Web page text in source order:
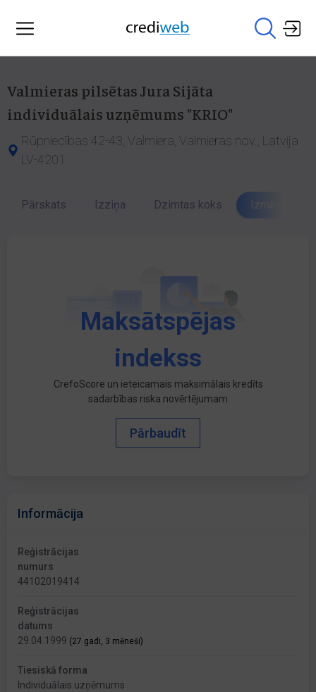
Valmieras pilsētas Jura Sijāta
individuālais uzņēmums "KRIO"
Rūpniecības 42-43, Valmiera, Valmieras nov., Latvija
LV-4201
Pārskats Izziņa Dzimtas koks Izmaiņu
Maksātspējas
indekss
CrefoScore un ieteicamais maksimālais kredīts
sadarbības riska novērtējumam
Pārbaudīt
Informācija
Reģistrācijas
numurs
44102019414
Reģistrācijas
datums
29.04.1999 (27 gadi, 3 mēneši)
Tiesiskā forma
Individuālais uzņēmums